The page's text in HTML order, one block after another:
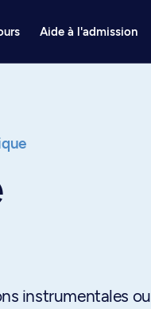
Aide à l'admission
instrumentales